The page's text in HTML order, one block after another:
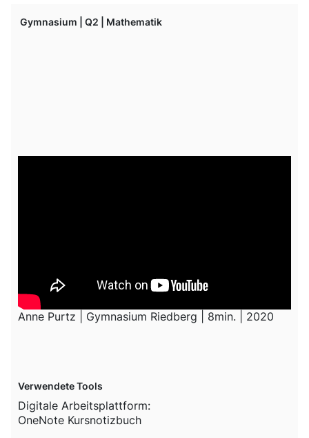
Gymnasium | Q2 | Mathematik
Anne Purtz | Gymnasium Riedberg | 8min. | 2020
Verwendete Tools
Digitale Arbeitsplattform:
OneNote Kursnotizbuch